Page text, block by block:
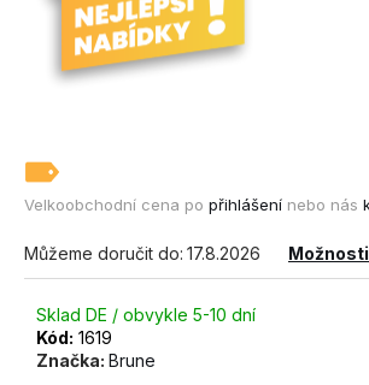
Velkoobchodní cena po přihlášení nebo nás
Můžeme doručit do: 17.8.2026
Sklad DE / obvykle 5-10 dní
Kód: 1619
Značka: Brune
o
r
u
u
j
e
m
e